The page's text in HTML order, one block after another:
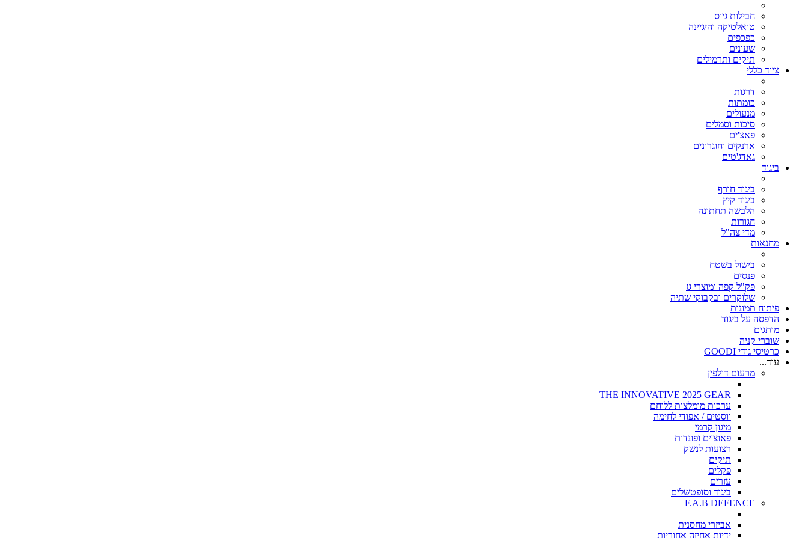
חבילות גיוס
טואלטיקה והיגיינה
כפכפים
שעונים
תיקים ותרמילים
ציוד כללי
דרגות
כומתות
מנעולים
סיכות וסמלים
פאצ'ים
ארנקים וחוגרונים
גאדג'טים
ביגוד
ביגוד חורף
ביגוד קיץ
הלבשה תחתונה
חגורות
מדי צה"ל
מחנאות
בישול בשטח
פנסים
פק"ל קפה ומוצרי גז
שלוקרים ובקבוקי שתיה
פיתוח תמונות
הדפסה על ביגוד
מותגים
שוברי קניה
כרטיסי גודי GOODI
עוד...
מרעום דולפין
THE INNOVATIVE 2025 GEAR
ערכות מומלצות ללוחם
ווסטים / אפודי לחימה
מיגון קרמי
פאוצ'ים ופונדות
רצועות לנשק
תיקים
פקלים
עזרים
ביגוד וסופטשלים
F.A.B DEFENCE
אביזרי מחסנית
ידיות אחיזה אחוריות